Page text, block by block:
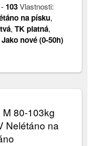
- 103Vlastnosti:
na písku,
,TK platná,
Jako nové (0-50h)
80-103kg
Nelétáno na